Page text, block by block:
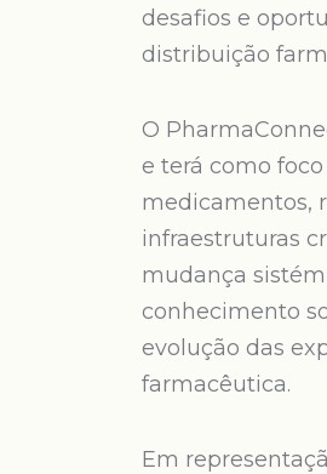
desafios e
distribuição
O
e terá como
medicamentos,
infraestruturas
mudança
conhecimento
evolução das
farmacêutica.
Em